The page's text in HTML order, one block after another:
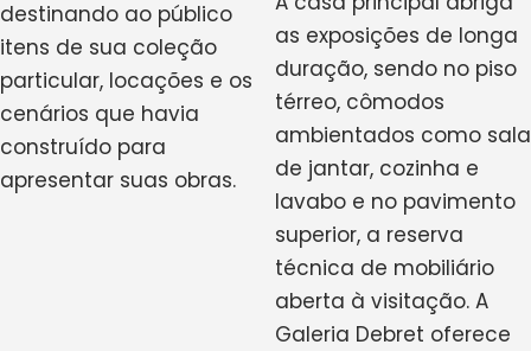
destinando ao público
itens de sua coleção
particular, locações e os
cenários que havia
construído para
apresentar suas obras.
as exposições de longa
duração, sendo no piso
térreo, cômodos
ambientados como sala
de jantar, cozinha e
lavabo e no pavimento
superior, a reserva
técnica de mobiliário
aberta à visitação. A
Galeria Debret oferece